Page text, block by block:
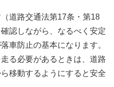
道路交通法第17条・第18
認しながら、なるべく安定
車防止の基本になります。
る必要があるときは、道路
移動するようにすると安全